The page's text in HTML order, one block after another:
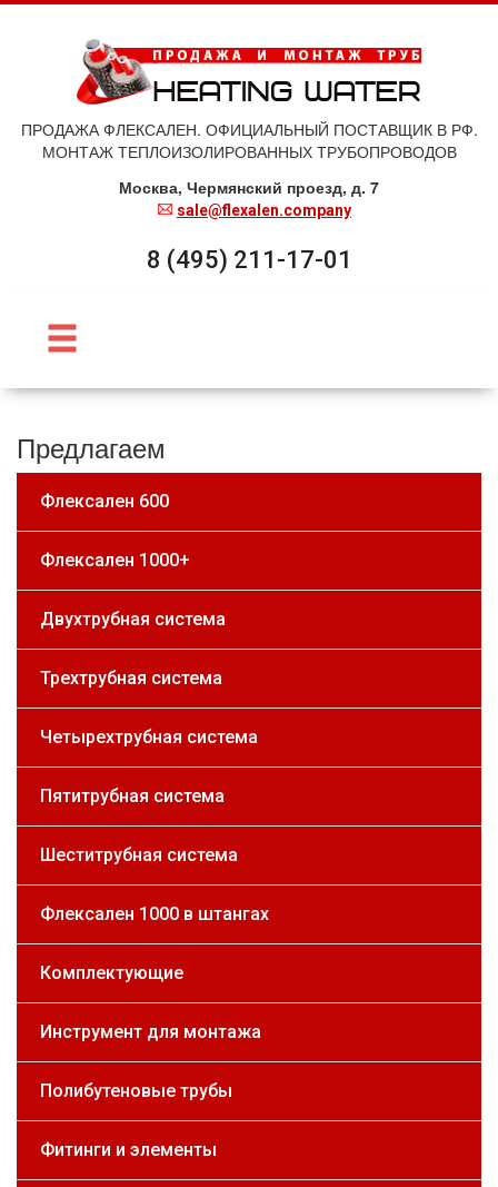
ПРОДАЖА ФЛЕКСАЛЕН. ОФИЦИАЛЬНЫЙ ПОСТАВЩИК В РФ.
МОНТАЖ ТЕПЛОИЗОЛИРОВАННЫХ ТРУБОПРОВОДОВ
Москва, Чермянский проезд, д. 7
sale@flexalen.company
8 (495) 211-17-01
Предлагаем
Флексален 600
Флексален 1000+
Двухтрубная система
Трехтрубная система
Четырехтрубная система
Пятитрубная система
Шеститрубная система
Флексален 1000 в штангах
Комплектующие
Инструмент для монтажа
Полибутеновые трубы
Фитинги и элементы